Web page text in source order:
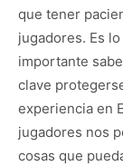
que tener
jugadores. Es
importante
clave
experiencia en
jugadores nos
cosas que